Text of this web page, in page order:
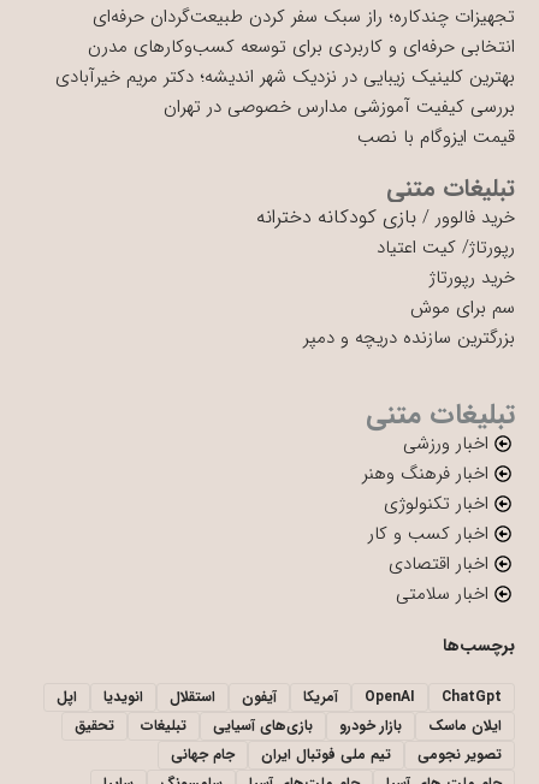
تجهیزات چندکاره؛ راز سبک سفر کردن طبیعت‌گردان حرفه‌ای
انتخابی حرفه‌ای و کاربردی برای توسعه کسب‌وکارهای مدرن
بهترین کلینیک زیبایی در نزدیک شهر اندیشه؛ دکتر مریم خیرآبادی
بررسی کیفیت آموزشی مدارس خصوصی در تهران
قیمت ایزوگام با نصب
تبلیغات متنی
خرید فالوور / بازی کودکانه دخترانه
رپورتاژ/ کیت اعتیاد
خرید رپورتاژ
سم برای موش
بزرگترین سازنده دریچه و دمپر
تبلیغات متنی
اخبار ورزشی
اخبار فرهنگ وهنر
اخبار تکنولوژی
اخبار کسب و کار
اخبار اقتصادی
اخبار سلامتی
برچسب‌ها
ChatGpt
OpenAI آمریکا آیفون استقلال انویدیا
اپل
ایلان ماسک
بازار خودرو بازی‌های آسیایی تبلیغات
تحقیق
تصویر نجومی
تیم ملی فوتبال ایران
جام جهانی